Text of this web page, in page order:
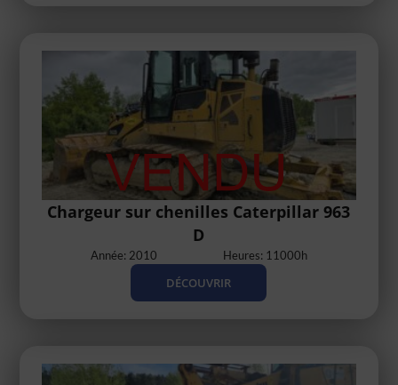
Chargeur sur chenilles Caterpillar 963
D
Année: 2010 Heures: 11000h
DÉCOUVRIR